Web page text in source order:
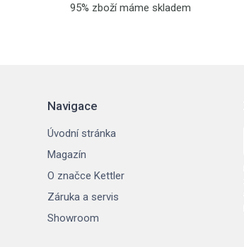
95% zboží máme skladem
Navigace
Úvodní stránka
Magazín
O značce Kettler
Záruka a servis
Showroom